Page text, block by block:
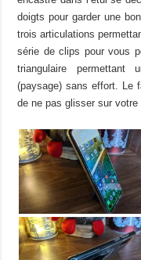
doigts pour garder une
trois articulations
série de clips pour vous
triangulaire permettant
(paysage) sans effort. Le
de ne pas glisser sur votre